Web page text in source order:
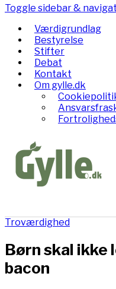
Toggle sidebar &
Værdigrundlag
Bestyrelse
Stifter
Debat
Kontakt
Om gylle.dk
Troværdighed
Børn skal ikke
bacon